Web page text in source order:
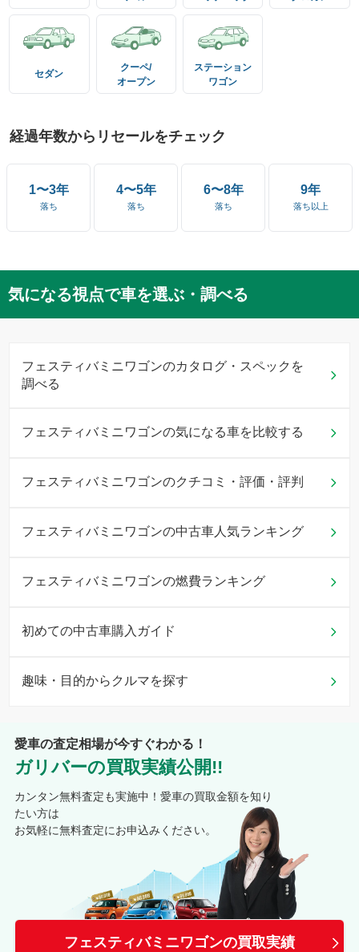
セダン
クーペ/
オープン
ステーション
ワゴン
経過年数からリセールをチェック
1〜3年
落ち
4〜5年
落ち
6〜8年
落ち
9年
落ち以上
気になる視点で車を選ぶ・調べる
フェスティバミニワゴンのカタログ・スペックを
調べる
フェスティバミニワゴンの気になる車を比較する
フェスティバミニワゴンのクチコミ・評価・評判
フェスティバミニワゴンの中古車人気ランキング
フェスティバミニワゴンの燃費ランキング
初めての中古車購入ガイド
趣味・目的からクルマを探す
愛車の査定相場が今すぐわかる！
ガリバーの買取実績公開!!
カンタン無料査定も実施中！愛車の買取金額を知り
たい方は
お気軽に無料査定にお申込みください。
フェスティバミニワゴンの買取実績